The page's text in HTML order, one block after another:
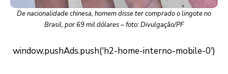
De nacionalidade chinesa, homem disse ter comprado o lingote no
Brasil, por 69 mil dólares – foto: Divulgação/PF